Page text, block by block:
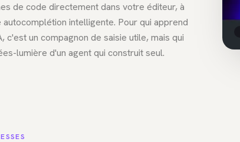
de code directement dans votre éditeur, à
autocomplétion intelligente. Pour qui apprend
c'est un compagnon de saisie utile, mais qui
lumière d'un agent qui construit seul.